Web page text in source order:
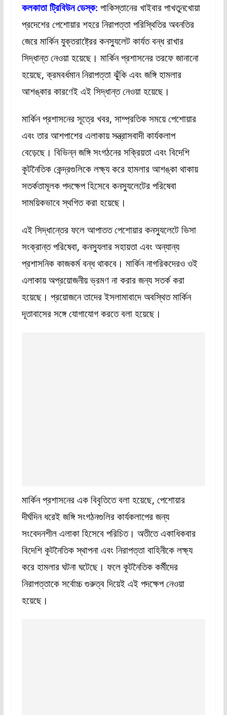
কলকাতা ট্রিবিউন ডেস্ক: পাকিস্তানের খাইবার পাখতুনখোয়া
প্রদেশের পেশোয়ার শহরে নিরাপত্তা পরিস্থিতির অবনতির
জেরে মার্কিন যুক্তরাষ্ট্রের কনস্যুলেট কার্যত বন্ধ রাখার
সিদ্ধান্ত নেওয়া হয়েছে। মার্কিন প্রশাসনের তরফে জানানো
হয়েছে, ক্রমবর্ধমান নিরাপত্তা ঝুঁকি এবং জঙ্গি হামলার
আশঙ্কার কারণেই এই সিদ্ধান্ত নেওয়া হয়েছে।
মার্কিন প্রশাসনের সূত্রে খবর, সাম্প্রতিক সময়ে পেশোয়ার
এবং তার আশপাশের এলাকায় সন্ত্রাসবাদী কার্যকলাপ
বেড়েছে। বিভিন্ন জঙ্গি সংগঠনের সক্রিয়তা এবং বিদেশি
কূটনৈতিক কেন্দ্রগুলিকে লক্ষ্য করে হামলার আশঙ্কা থাকায়
সতর্কতামূলক পদক্ষেপ হিসেবে কনস্যুলেটের পরিষেবা
সাময়িকভাবে স্থগিত করা হয়েছে।
এই সিদ্ধান্তের ফলে আপাতত পেশোয়ার কনস্যুলেটে ভিসা
সংক্রান্ত পরিষেবা, কনস্যুলার সহায়তা এবং অন্যান্য
প্রশাসনিক কাজকর্ম বন্ধ থাকবে। মার্কিন নাগরিকদেরও ওই
এলাকায় অপ্রয়োজনীয় ভ্রমণ না করার জন্য সতর্ক করা
হয়েছে। প্রয়োজনে তাদের ইসলামাবাদে অবস্থিত মার্কিন
দূতাবাসের সঙ্গে যোগাযোগ করতে বলা হয়েছে।
মার্কিন প্রশাসনের এক বিবৃতিতে বলা হয়েছে, পেশোয়ার
দীর্ঘদিন ধরেই জঙ্গি সংগঠনগুলির কার্যকলাপের জন্য
সংবেদনশীল এলাকা হিসেবে পরিচিত। অতীতে একাধিকবার
বিদেশি কূটনৈতিক স্থাপনা এবং নিরাপত্তা বাহিনীকে লক্ষ্য
করে হামলার ঘটনা ঘটেছে। ফলে কূটনৈতিক কর্মীদের
নিরাপত্তাকে সর্বোচ্চ গুরুত্ব দিয়েই এই পদক্ষেপ নেওয়া
হয়েছে।